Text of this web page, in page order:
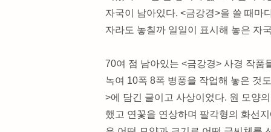
자국이 남아있다. <금강경>을 쓸 때마
자라도 놓칠까 일일이 표시해 놓은 자
70여 점 남아있는 <금강경> 사경 작품
녹여 10폭 8폭 병풍을 작업해 놓은 것
>에 담긴 글이고 사상이었다. 원 모양
했고 연꽃을 연상하며 팔각형의 화선